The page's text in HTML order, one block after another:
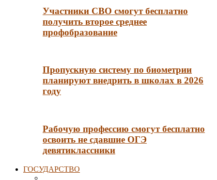
Участники СВО смогут бесплатно
получить второе среднее
профобразование
Пропускную систему по биометрии
планируют внедрить в школах в 2026
году
Рабочую профессию смогут бесплатно
освоить не сдавшие ОГЭ
девятиклассники
ГОСУДАРСТВО